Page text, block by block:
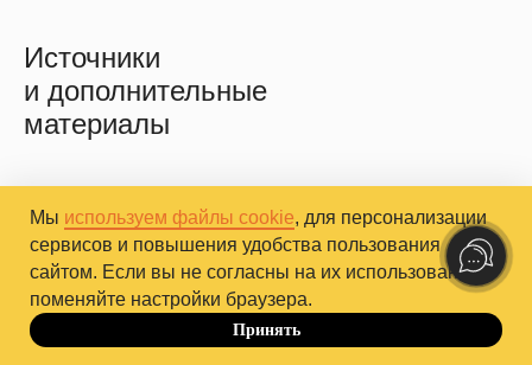
Источники
и дополнительные
материалы
1.Stimulus control for insomnia:
A systematic review and meta-
analysis (2024)
2.Cognitive Behavioral Therapy for
Insomnia (CBT-I): A Primer (2022)
3.Nonuniform loss of muscle strength
Мы используем файлы cookie, для персонализации
сервисов и повышения удобства пользования
сайтом. Если вы не согласны на их использование,
поменяйте настройки браузера.
Принять
До 10.10